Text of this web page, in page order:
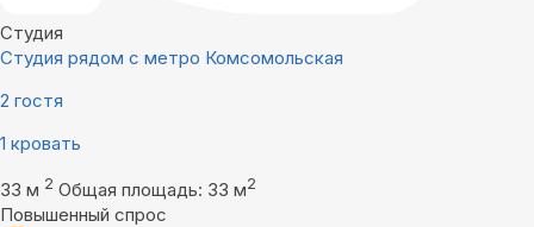
Студия
Студия рядом с метро Комсомольская
2 гостя
1 кровать
33 м 2 Общая площадь: 33 м2
Повышенный спрос